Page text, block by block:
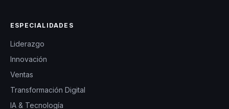
ESPECIALIDADES
Liderazgo
Innovación
Ventas
Transformación Digital
IA & Tecnología